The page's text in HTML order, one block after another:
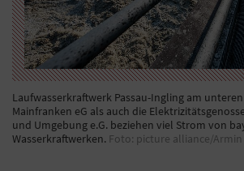
Laufwasserkraftwerk Passau-Ingling am
Mainfranken eG als auch die
und Umgebung e.G. beziehen viel Strom von
Wasserkraftwerken. Foto: picture alliance/Armin